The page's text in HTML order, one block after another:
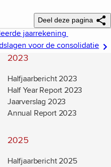
Deel deze pagina
jaarrekening
voor de consolidatie
2023
Halfjaarbericht 2023
Half Year Report 2023
Jaarverslag 2023
Annual Report 2023
2025
Halfjaarbericht 2025